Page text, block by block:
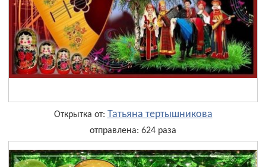
Открытка от: Татьяна тертышникова
отправлена: 624 раза